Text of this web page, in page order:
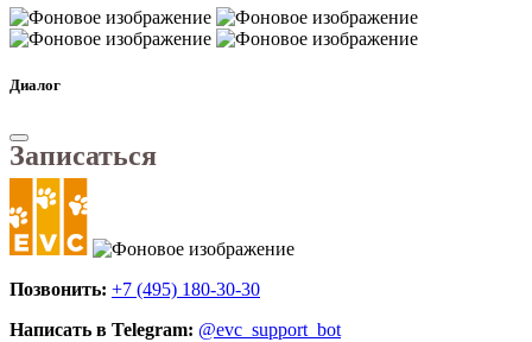
Диалог
Записаться
Позвонить: +7 (495) 180-30-30
Написать в Telegram: @evc_support_bot